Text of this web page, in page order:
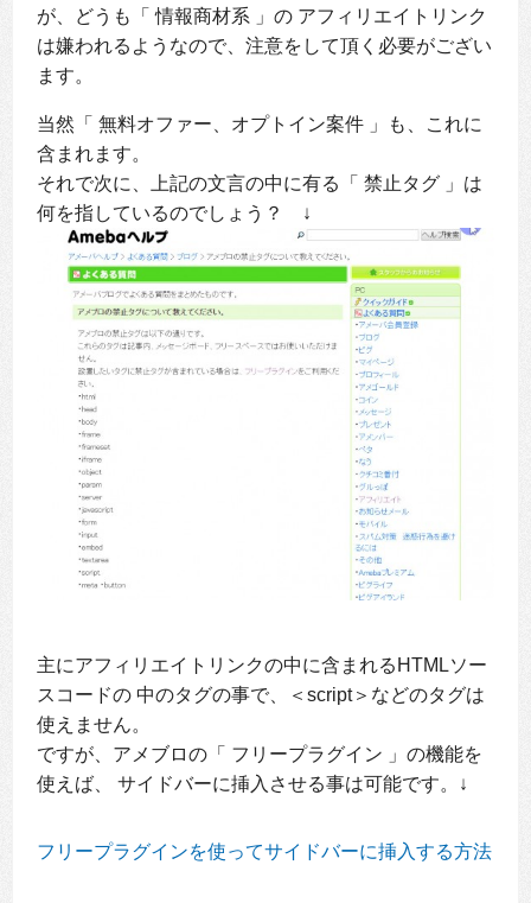
が、どうも「 情報商材系 」の アフィリエイトリンク
は嫌われるようなので、注意をして頂く必要がござい
ます。
当然「 無料オファー、オプトイン案件 」も、これに
含まれます。
それで次に、上記の文言の中に有る「 禁止タグ 」は
何を指しているのでしょう？ ↓
主にアフィリエイトリンクの中に含まれるHTMLソー
スコードの 中のタグの事で、＜script＞などのタグは
使えません。
ですが、アメブロの「 フリープラグイン 」の機能を
使えば、 サイドバーに挿入させる事は可能です。↓
フリープラグインを使ってサイドバーに挿入する方法